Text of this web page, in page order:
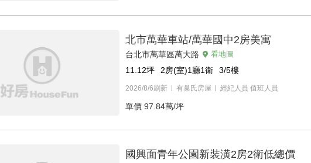
北市萬華車站/萬華國中2房美寓
台北市萬華區萬大路 看地圖
11.12坪 2房(室)1廳1衛 3/5樓
2026/8/6刷新 有巢氏房屋 經紀人員 值班人員
單價 97.84萬/坪
國興面青年公園新裝潢2房2衛低總價